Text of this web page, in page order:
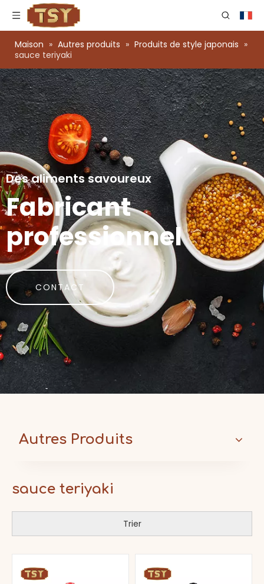
Maison » Autres produits » Produits de style japonais »
sauce teriyaki
Des aliments savoureux
Fabricant
professionnel
CONTACT
Autres Produits
sauce teriyaki
Trier